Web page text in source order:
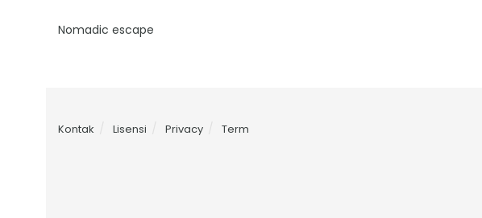
Nomadic escape
Kontak Lisensi Privacy Term